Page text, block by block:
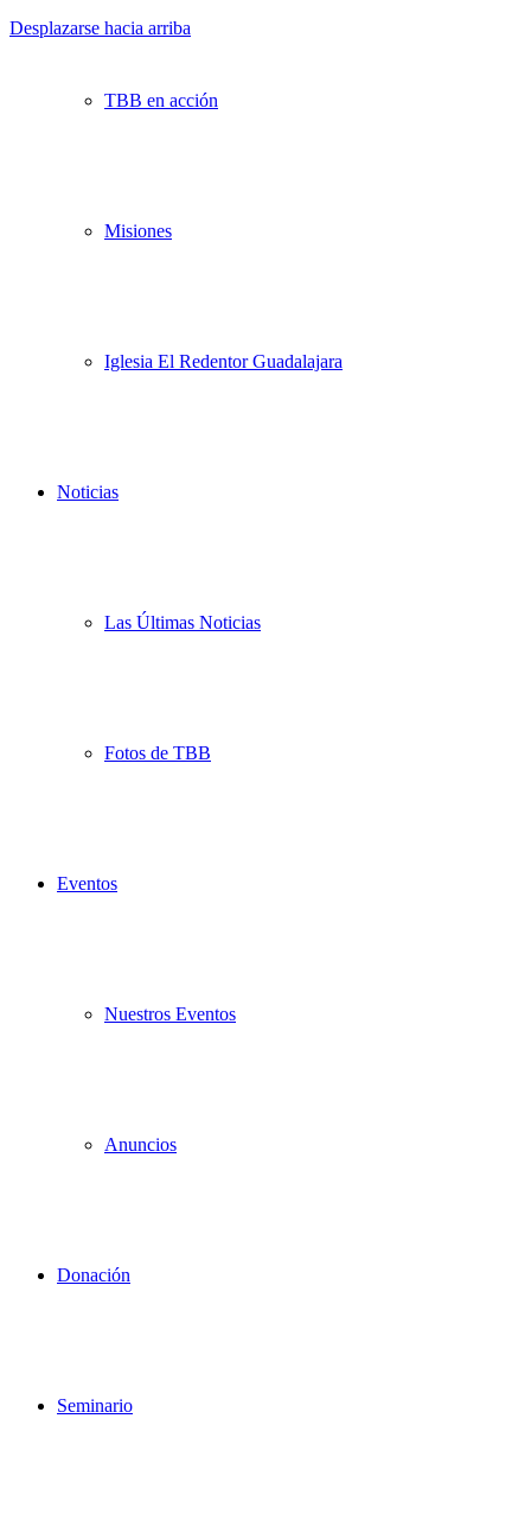
TBB en acción
Misiones
Iglesia El Redentor Guadalajara
Noticias
Las Últimas Noticias
Fotos de TBB
Eventos
Nuestros Eventos
Anuncios
Donación
Seminario
Desplazarse hacia arriba